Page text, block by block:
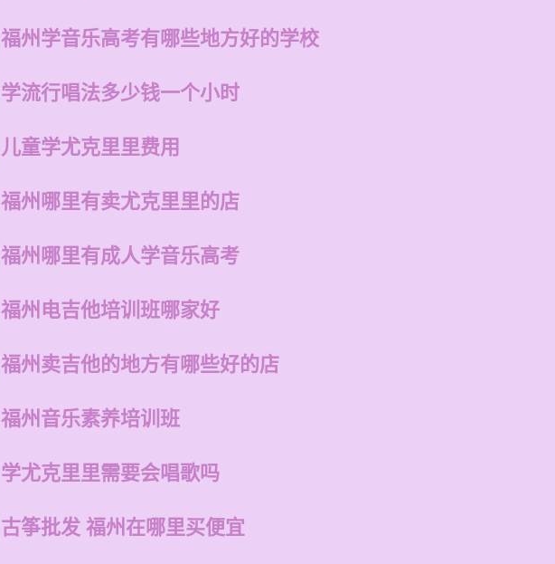
福州学音乐高考有哪些地方好的学校
学流行唱法多少钱一个小时
儿童学尤克里里费用
福州哪里有卖尤克里里的店
福州哪里有成人学音乐高考
福州电吉他培训班哪家好
福州卖吉他的地方有哪些好的店
福州音乐素养培训班
学尤克里里需要会唱歌吗
古筝批发 福州在哪里买便宜